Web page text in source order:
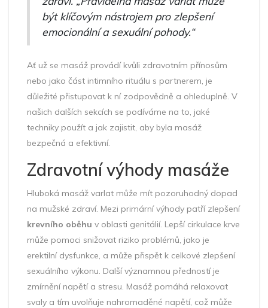
být klíčovým nástrojem pro zlepšení
emocionální a sexuální pohody.“
Ať už se masáž provádí kvůli zdravotním přínosům
nebo jako část intimního rituálu s partnerem, je
důležité přistupovat k ní zodpovědně a ohleduplně. V
našich dalších sekcích se podíváme na to, jaké
techniky použít a jak zajistit, aby byla masáž
bezpečná a efektivní.
Zdravotní výhody masáže
Hluboká masáž varlat může mít pozoruhodný dopad
na mužské zdraví. Mezi primární výhody patří zlepšení
krevního oběhu v oblasti genitálií. Lepší cirkulace krve
může pomoci snižovat riziko problémů, jako je
erektilní dysfunkce, a může přispět k celkové zlepšení
sexuálního výkonu. Další významnou předností je
zmírnění napětí a stresu. Masáž pomáhá relaxovat
svaly a tím uvolňuje nahromaděné napětí, což může